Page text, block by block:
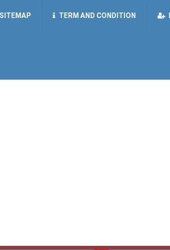
SITEMAP TERM AND CONDITION